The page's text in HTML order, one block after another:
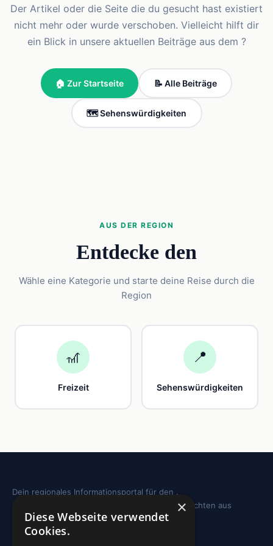
Der Artikel oder die Seite die du gesucht hast existiert
nicht mehr oder wurde verschoben. Vielleicht hilft dir
ein Blick in unsere aktuellen Beiträge aus dem ?
🏠 Zur Startseite 📝 Alle Beiträge
🗺️ Sehenswürdigkeiten
AUS DER REGION
Entdecke den
Wähle eine Kategorie und starte deine Reise durch die
Region
🎢
Freizeit
📍
Sehenswürdigkeiten
Dein regionales Informationsportal für den .
Sehenswürdigkeiten, Ausflugstipps und Geschichten aus
deiner Region.
×
Diese Webseite verwendet
Cookies.